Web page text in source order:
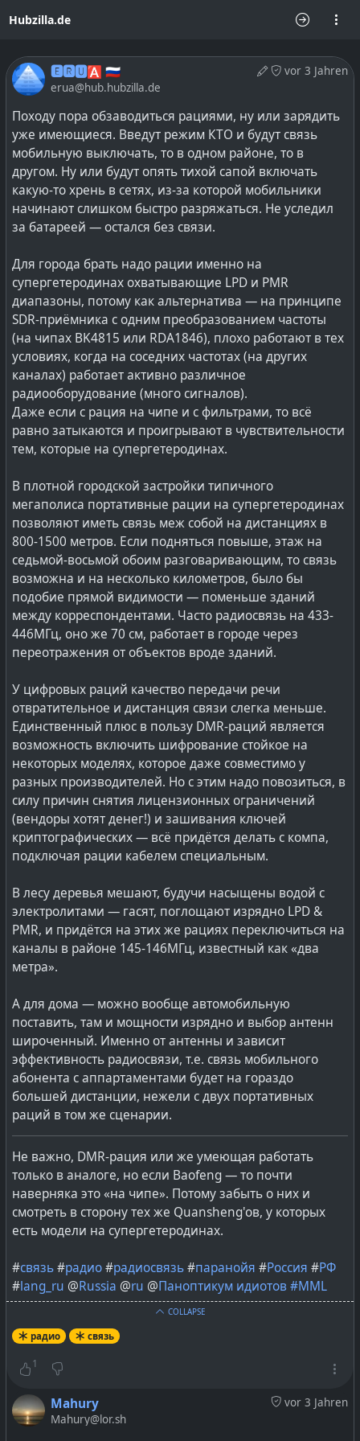
Hubzilla.de
vor 3 Jahren
🅴🆁🆄🅰 🇷🇺
erua@hub.hubzilla.de
Походу пора обзаводиться рациями, ну или зарядить
уже имеющиеся. Введут режим КТО и будут связь
мобильную выключать, то в одном районе, то в
другом. Ну или будут опять тихой сапой включать
какую-то хрень в сетях, из-за которой мобильники
начинают слишком быстро разряжаться. Не уследил
за батареей — остался без связи.
Для города брать надо рации именно на
супергетеродинах охватывающие LPD и PMR
диапазоны, потому как альтернатива — на принципе
SDR-приёмника с одним преобразованием частоты
(на чипах BK4815 или RDA1846), плохо работают в тех
условиях, когда на соседних частотах (на других
каналах) работает активно различное
радиооборудование (много сигналов).
Даже если с рация на чипе и с фильтрами, то всё
равно затыкаются и проигрывают в чувствительности
тем, которые на супергетеродинах.
В плотной городской застройки типичного
мегаполиса портативные рации на супергетеродинах
позволяют иметь связь меж собой на дистанциях в
800-1500 метров. Если подняться повыше, этаж на
седьмой-восьмой обоим разговаривающим, то связь
возможна и на несколько километров, было бы
подобие прямой видимости — поменьше зданий
между корреспондентами. Часто радиосвязь на 433-
446МГц, оно же 70 см, работает в городе через
переотражения от объектов вроде зданий.
У цифровых раций качество передачи речи
отвратительное и дистанция связи слегка меньше.
Единственный плюс в пользу DMR-раций является
возможность включить шифрование стойкое на
некоторых моделях, которое даже совместимо у
разных производителей. Но с этим надо повозиться, в
силу причин снятия лицензионных ограничений
(вендоры хотят денег!) и зашивания ключей
криптографических — всё придётся делать с компа,
подключая рации кабелем специальным.
В лесу деревья мешают, будучи насыщены водой с
электролитами — гасят, поглощают изрядно LPD &
PMR, и придётся на этих же рациях переключиться на
каналы в районе 145-146МГц, известный как «два
метра».
А для дома — можно вообще автомобильную
поставить, там и мощности изрядно и выбор антенн
широченный. Именно от антенны и зависит
эффективность радиосвязи, т.е. связь мобильного
абонента с аппартаментами будет на гораздо
большей дистанции, нежели с двух портативных
раций в том же сценарии.
Не важно, DMR-рация или же умеющая работать
только в аналоге, но если Baofeng — то почти
наверняка это «на чипе». Потому забыть о них и
смотреть в сторону тех же Quansheng'ов, у которых
есть модели на супергетеродинах.
#связь#радио#радиосвязь#паранойя #Россия #РФ
#lang_ru @Russia @ru @Паноптикум идиотов #MML
COLLAPSE
радио связь
1
vor 3 Jahren
Mahury
Mahury@lor.sh